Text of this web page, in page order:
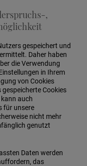
,
gespeichert und
Daher haben
die Verwendung
in Ihrem
von Cookies
Cookies
auch
für unsere
nicht mehr
genutzt
Daten werden
das